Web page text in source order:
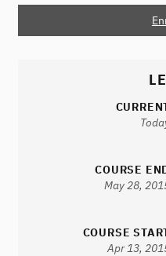
COURSE
May 28,
COURSE
Apr 13,